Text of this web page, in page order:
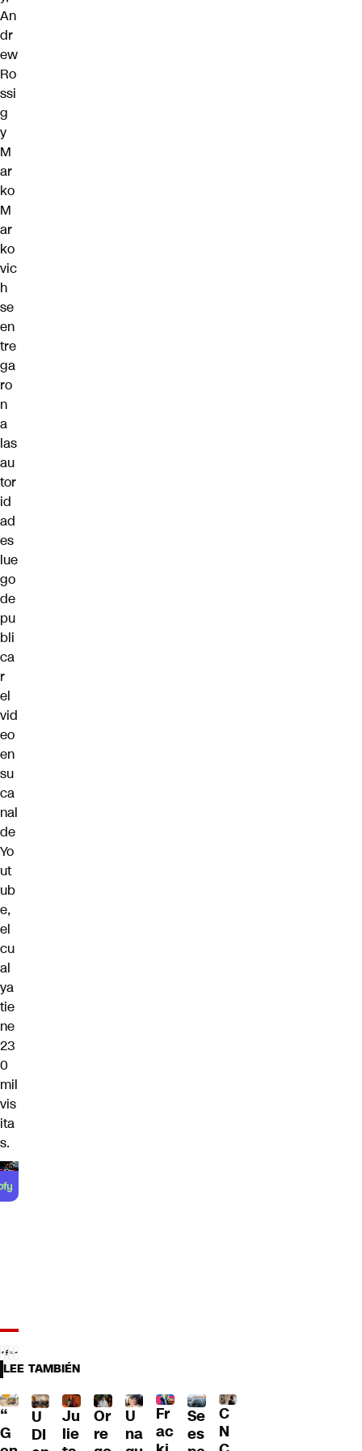
An
dr
ew
Ro
ssi
g
y
M
ar
ko
M
ar
ko
vic
h
se
en
tre
ga
ro
n
a
las
au
tor
id
ad
es
lue
go
de
pu
bli
ca
r
el
vid
eo
en
su
ca
nal
de
Yo
ut
ub
e,
el
cu
al
ya
tie
ne
23
0
mil
vis
ita
s.
LEE TAMBIÉN
“
G
U
DI
Ju
lie
Or
re
U
na
Fr
ac
Se
es
C
N